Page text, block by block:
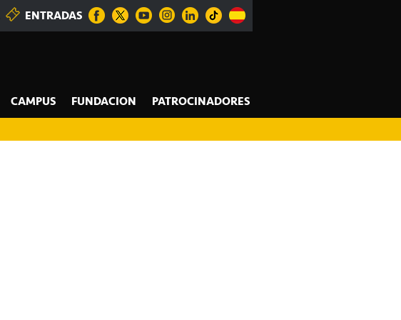
ENTRADAS
CAMPUS FUNDACION PATROCINADORES